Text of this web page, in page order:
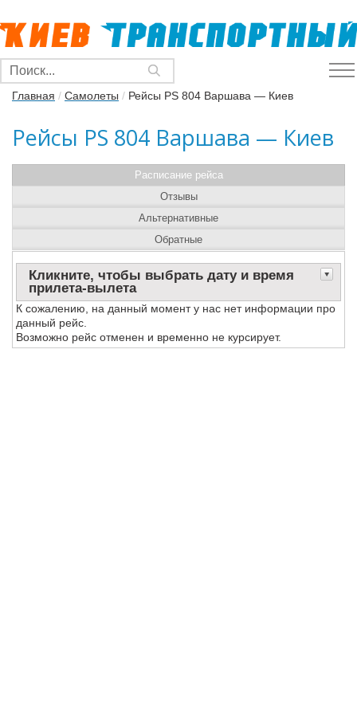
Главная / Самолеты / Рейсы PS 804 Варшава — Киев
Рейсы PS 804 Варшава — Киев
Расписание рейса
Кликните, чтобы выбрать дату и время
прилета-вылета
К сожалению, на данный момент у нас нет информации про
данный рейс.
Возможно рейс отменен и временно не курсирует.
Отзывы
Альтернативные
Обратные